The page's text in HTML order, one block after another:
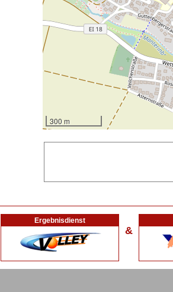
300 m
Ergebnisdienst
&